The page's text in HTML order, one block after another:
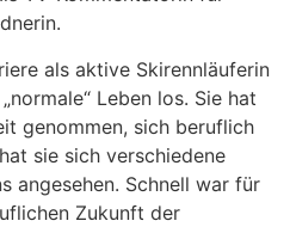
als aktive Skirennläuferin
Leben los. Sie hat
genommen, sich beruflich
sie sich verschiedene
angesehen. Schnell war für
Zukunft der